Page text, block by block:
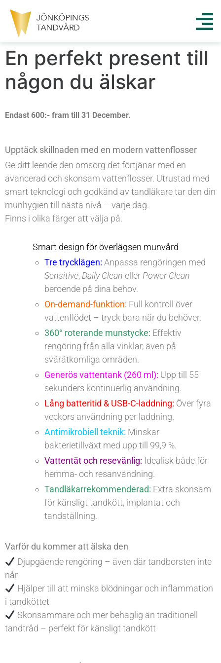
En perfekt present till
någon du älskar
Endast 600:- fram till 31 December.
Upptäck skillnaden med en modern vattenflosser
Ge ditt leende den omsorg det förtjänar med en
avancerad och skonsam vattenflosser. Utrustad med
smart teknologi och godkänd av tandläkare tar den din
munhygien till nästa nivå – varje dag.
Finns i olika färger att välja på.
Smart design för överlägsen munvård
Tre trycklägen: Anpassa rengöringen med
Sensitive, Daily Clean eller Power Clean
beroende på dina behov.
On-demand-funktion: Full kontroll över
vattenflödet – tryck bara när du behöver.
360° roterande munstycke: Effektiv
rengöring från alla vinklar, även på
svåråtkomliga områden.
Generös vattentank (260 ml): Upp till 55
sekunders kontinuerlig användning.
Lång batteritid & USB-C-laddning: Över fyra
veckors användning per laddning.
Antimikrobiell teknik: Minskar
bakterietillväxt med upp till 99,9 %.
Vattentät och resevänlig: Idealisk både för
hemma- och resanvändning.
Tandläkarrekommenderad: Extra skonsam
för känsligt tandkött, implantat och
tandställning.
Varför du kommer att älska den
Djupgående rengöring – även där tandborsten inte
når
Hjälper till att minska blödningar och inflammation
i tandköttet
Skonsammare och mer behaglig än traditionell
tandtråd – perfekt för känsligt tandkött